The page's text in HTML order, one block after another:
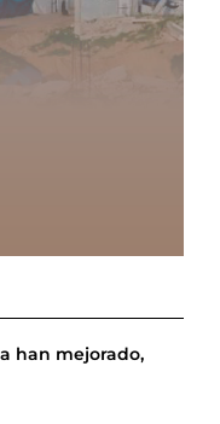
han mejorado,